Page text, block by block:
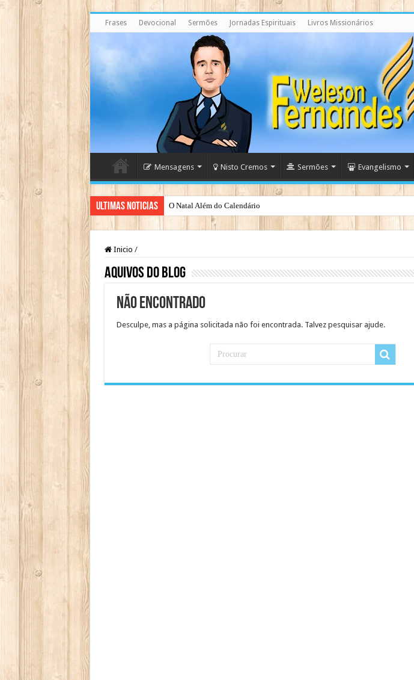
Frases Devocional Sermões Jornadas Espirituais Livros Missionários
Mensagens Nisto Cremos Sermões Evangelismo
Ultimas Noticias Japão rejeita casamento gay para evitar colapso da natalidade, afirma ativista
Inicio /
Aquivos do Blog
Não encontrado
Desculpe, mas a página solicitada não foi encontrada. Talvez pesquisar ajude.